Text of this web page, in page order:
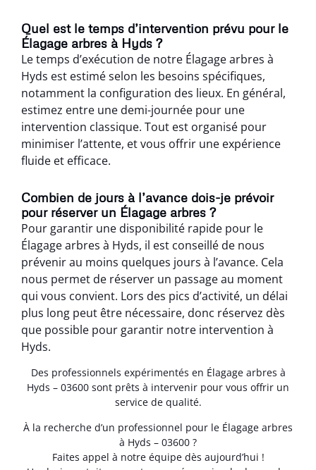
Quel est le temps d’intervention prévu pour le
Élagage arbres à Hyds ?
Le temps d’exécution de notre Élagage arbres à
Hyds est estimé selon les besoins spécifiques,
notamment la configuration des lieux. En général,
estimez entre une demi-journée pour une
intervention classique. Tout est organisé pour
minimiser l’attente, et vous offrir une expérience
fluide et efficace.
Combien de jours à l’avance dois-je prévoir
pour réserver un Élagage arbres ?
Pour garantir une disponibilité rapide pour le
Élagage arbres à Hyds, il est conseillé de nous
prévenir au moins quelques jours à l’avance. Cela
nous permet de réserver un passage au moment
qui vous convient. Lors des pics d’activité, un délai
plus long peut être nécessaire, donc réservez dès
que possible pour garantir notre intervention à
Hyds.
Des professionnels expérimentés en Élagage arbres à
Hyds – 03600 sont prêts à intervenir pour vous offrir un
service de qualité.
À la recherche d’un professionnel pour le Élagage arbres
à Hyds – 03600 ?
Faites appel à notre équipe dès aujourd’hui !